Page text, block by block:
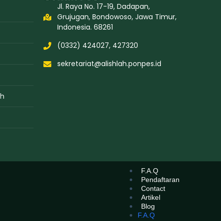
Jl. Raya No. 17-19, Dadapan,
Grujugan, Bondowoso, Jawa Timur,
Indonesia. 68261
(0332) 424027, 427320
sekretariat@alishlah.ponpes.id​
F.A.Q
Pendaftaran
Contact
Artikel
Blog
F.A.Q